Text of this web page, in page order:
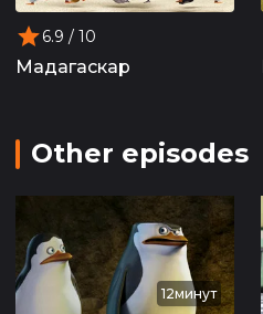
6.9 / 10
Мадагаскар
Other episodes
12минут